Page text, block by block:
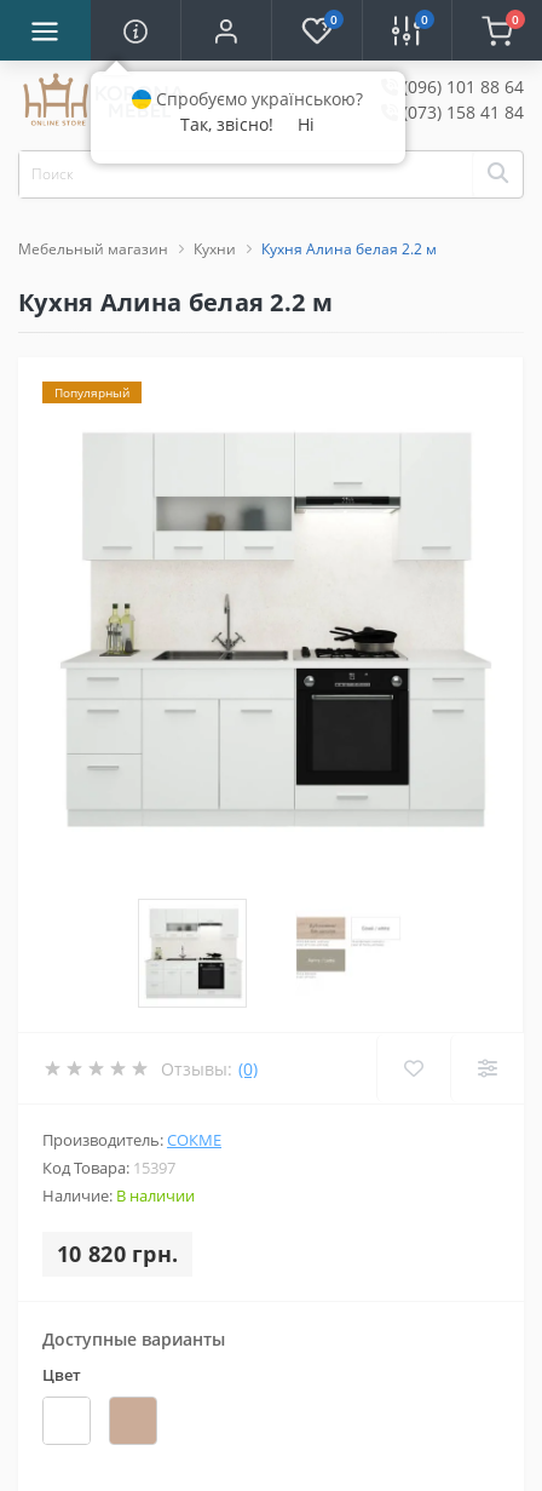
0 0 0
(096) 101 88 64
(073) 158 41 84
Мебельный магазин Кухни Кухня Алина белая 2.2 м
Кухня Алина белая 2.2 м
Популярный
Отзывы: (0)
Производитель:СОКМЕ
Код Товара: 15397
Наличие: В наличии
10 820 грн.
Доступные варианты
Цвет
Спробуємо українською?
Так, звісно!
Ні